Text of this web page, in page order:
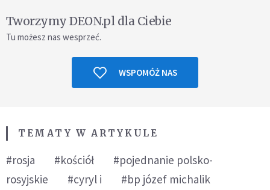
Tworzymy DEON.pl dla Ciebie
Tu możesz nas wesprzeć.
WSPOMÓŻ NAS
TEMATY W ARTYKULE
#rosja #kościół
#pojednanie polsko-
rosyjskie
#cyryl i #bp józef michalik